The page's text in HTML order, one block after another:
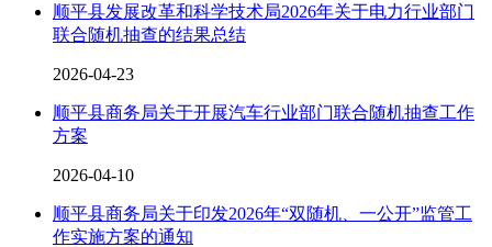
顺平县发展改革和科学技术局2026年关于电力行业部门
联合随机抽查的结果总结
2026-04-23
顺平县商务局关于开展汽车行业部门联合随机抽查工作
方案
2026-04-10
顺平县商务局关于印发2026年“双随机、一公开”监管工
作实施方案的通知